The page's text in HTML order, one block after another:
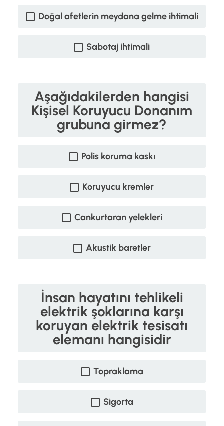
Doğal afetlerin meydana gelme ihtimali
Sabotaj ihtimali
Aşağıdakilerden hangisi
Kişisel Koruyucu Donanım
grubuna girmez?
Polis koruma kaskı
Koruyucu kremler
Cankurtaran yelekleri
Akustik baretler
İnsan hayatını tehlikeli
elektrik şoklarına karşı
koruyan elektrik tesisatı
elemanı hangisidir
Topraklama
Sigorta